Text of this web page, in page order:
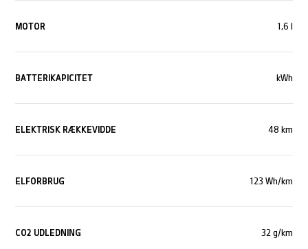
MOTOR 1,6 l
BATTERIKAPICITET kWh
ELEKTRISK RÆKKEVIDDE 48 km
ELFORBRUG 123 Wh/km
CO2 UDLEDNING 32 g/km